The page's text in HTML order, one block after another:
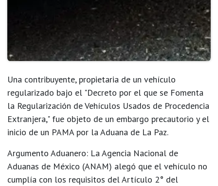
Una contribuyente, propietaria de un vehículo
regularizado bajo el "Decreto por el que se Fomenta
la Regularización de Vehículos Usados de Procedencia
Extranjera," fue objeto de un embargo precautorio y el
inicio de un PAMA por la Aduana de La Paz.
Argumento Aduanero: La Agencia Nacional de
Aduanas de México (ANAM) alegó que el vehículo no
cumplía con los requisitos del Artículo 2° del